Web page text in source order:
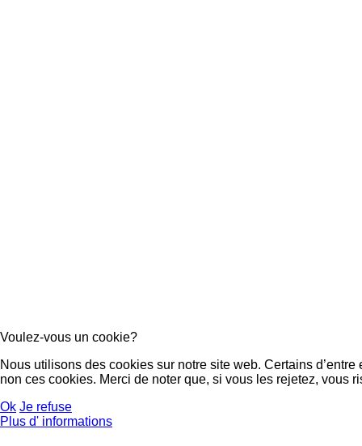
Voulez-vous un cookie?
Nous utilisons des cookies sur notre site web. Certains
non ces cookies. Merci de noter que, si vous les rejetez, vous
Ok Je refuse
Plus d' informations